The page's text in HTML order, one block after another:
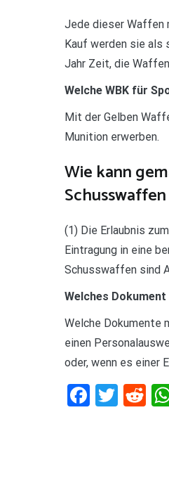
Jede dieser Waffen
Kauf werden sie als
Jahr Zeit, die
Welche WBK für
Mit der Gelben
Munition erwerben.
Wie kann
(1) Die Erlaubnis
Eintragung in eine
Schusswaffen sind
Welches
Welche Dokumente
einen
oder, wenn es einer